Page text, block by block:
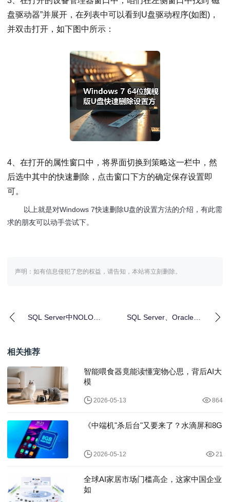
盘驱动器”并展开，在列表中可以看到U盘驱动程序(如图)，
并双击打开，如下图中所示：
4、在打开的属性窗口中，将界面切换到策略这一栏中，然
后选中其中的快速删除，点击窗口下方的确定保存设置即
可。
以上就是对Windows 7快速删除U盘的设置方法的介绍，有此需
求的朋友可以动手尝试下。
声明：如有信息侵犯了您的权益，请告知，本站将立刻删除。
SQL Server中NOLOCK
SQL Server、Oracle与
相关推荐
智能喂食器竟能读懂宠物心思，背后AI大
模
2026-05-13 864
《中端机"杀后台"又要来了？水滴屏和8G
2026-05-12 21
全球AI家居市场门槛高企，这家中国企业
如